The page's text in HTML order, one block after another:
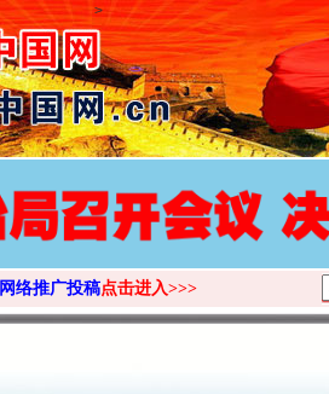
>
网络推广投稿点击进入>>>